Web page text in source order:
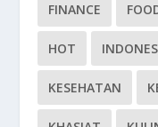
FINANCE
HOT
KESEHATAN